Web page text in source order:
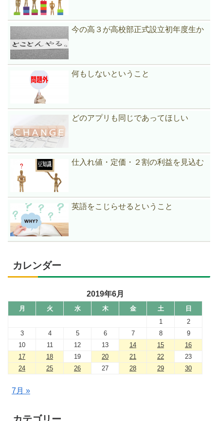
今の高３が高校部正式設立初年度生か
何もしないということ
どのアプリも同じであってほしい
仕入れ値・定価・２割の利益を見込む
英語をこじらせるということ
カレンダー
2019年6月
月 火 水 木 金 土
日
1
2
3
4 5 6 7 8
9
10
11 12 13 14 15
16
17
18 19 20 21 22
23
24
25 26 27 28 29 30
7月 »